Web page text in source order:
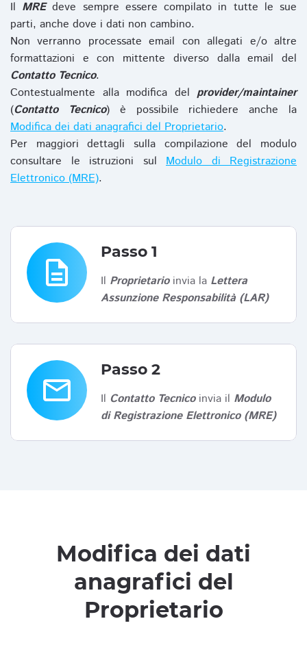
Il MREdeve sempre essere compilato in tutte le sue
parti, anche dove i dati non cambino.
Non verranno processate email con allegati e/o altre
formattazioni e con mittente diverso dalla email del
Contatto Tecnico.
Contestualmente alla modifica del provider/maintainer
(Contatto Tecnico) è possibile richiedere anche la
Modifica dei dati anagrafici del Proprietario.
Per maggiori dettagli sulla compilazione del modulo
consultare le istruzioni sul Modulo di Registrazione
Elettronico (MRE).
description
Passo 1
Il Proprietarioinvia la Lettera
Assunzione Responsabilità (LAR)
email
Passo 2
Il Contatto Tecnicoinvia il Modulo
di Registrazione Elettronico (MRE)
Modifica dei dati
anagrafici del
Proprietario